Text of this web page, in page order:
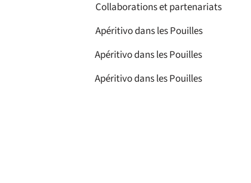
Collaborations et partenariats
Apéritivo dans les Pouilles
Apéritivo dans les Pouilles
Apéritivo dans les Pouilles